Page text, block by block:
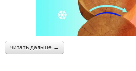
читать дальше →